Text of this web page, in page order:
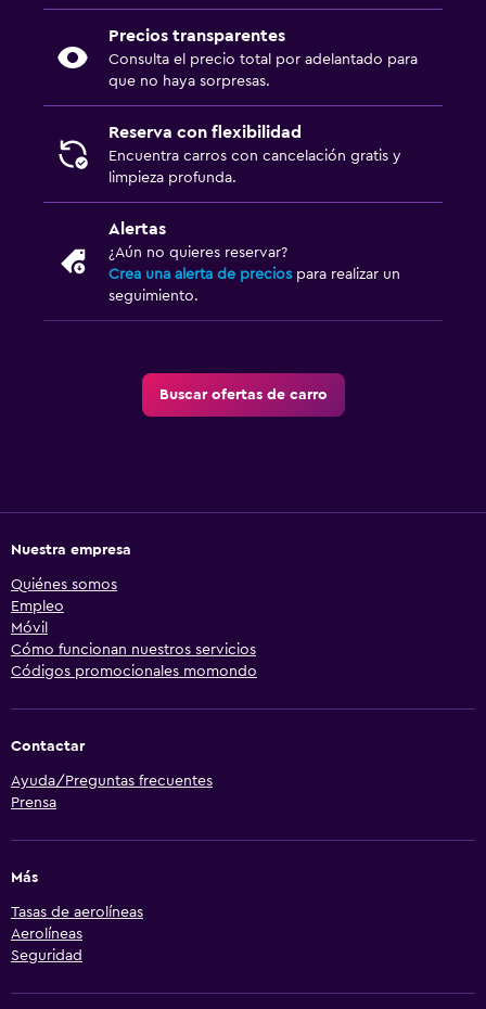
Precios transparentes
Consulta el precio total por adelantado para
que no haya sorpresas.
Reserva con flexibilidad
Encuentra carros con cancelación gratis y
limpieza profunda.
Alertas
¿Aún no quieres reservar?
Crea una alerta de precios para realizar un
seguimiento.
Buscar ofertas de carro
Nuestra empresa
Quiénes somos
Empleo
Móvil
Cómo funcionan nuestros servicios
Códigos promocionales momondo
Contactar
Ayuda/Preguntas frecuentes
Prensa
Más
Tasas de aerolíneas
Aerolíneas
Seguridad